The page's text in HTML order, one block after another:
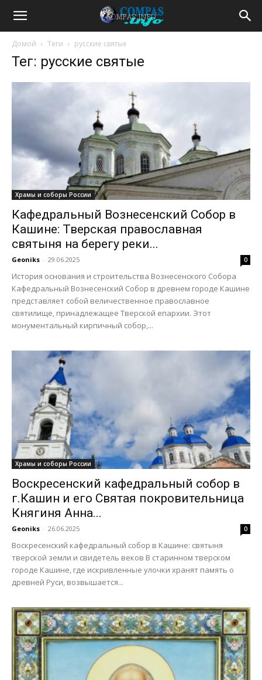
Домой Теги русские святые
Тег: русские святые
Храмы и соборы России
Кафедральный Вознесенский Собор в
Кашине: Тверская православная
святыня на берегу реки...
Geoniks - 29.06.2025 0
История основания и строительства Вознесенского Собора
Кафедральный Вознесенский Собор в древнем городе Кашине
представляет собой величественное православное
святилище, принадлежащее Тверской епархии. Этот
монументальный кирпичный собор,...
Храмы и соборы России
Воскресенский кафедральный собор в
г.Кашин и его Святая покровительница
Княгиня Анна...
Geoniks - 26.06.2025 0
Воскресенский кафедральный собор в Кашине: святыня
тверской земли и свидетель веков В старинном тверском
городе Кашине, где искривленные улочки хранят память о
древней Руси, возвышается...